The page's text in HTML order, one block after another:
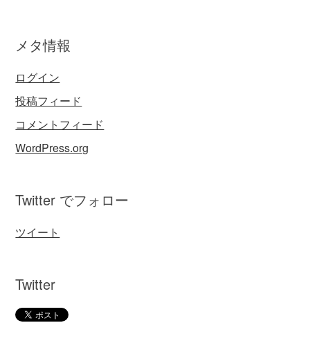
メタ情報
ログイン
投稿フィード
コメントフィード
WordPress.org
Twitter でフォロー
ツイート
Twitter